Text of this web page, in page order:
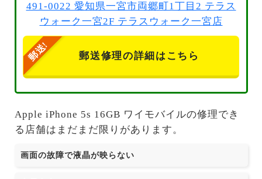
491-0022 愛知県一宮市両郷町1丁目2 テラス
ウォーク一宮2F テラスウォーク一宮店
郵送修理の詳細はこちら
Apple iPhone 5s 16GB ワイモバイルの修理でき
る店舗はまだまだ限りがあります。
画面の故障で液晶が映らない